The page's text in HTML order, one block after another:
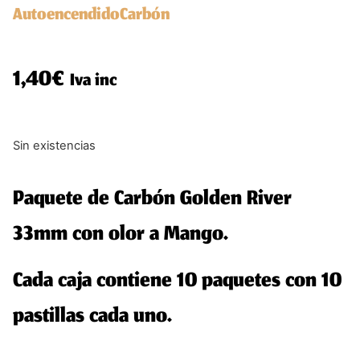
AutoencendidoCarbón
1,40€Iva inc
Sin existencias
Paquete de Carbón Golden River
33mm con olor a Mango.
Cada caja contiene 10 paquetes con 10
pastillas cada uno.